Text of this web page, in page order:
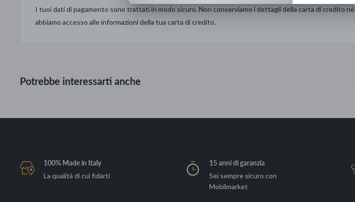
Dimensioni disponibili:
I tuoi dati di pagamento sono trattati in modo sicuro. Non conserviamo i dettagli della carta di credito né
abbiamo accesso alle informazioni della tua carta di credito.
Potrebbe interessarti anche
100% Made in Italy
La qualità di cui fidarti
15 anni di garanzia
Sei sempre sicuro con
Mobilmarket